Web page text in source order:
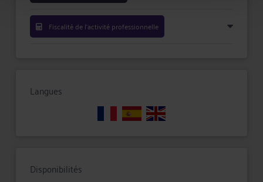
Fiscalité de l'activité professionnelle
Langues
Disponibilités